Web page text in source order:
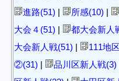
進路(51) | 所感(10) |
大会４(51) | 都大会新人
大会新人戦(51) | 111地
②(31) | 品川区新人戦(3)